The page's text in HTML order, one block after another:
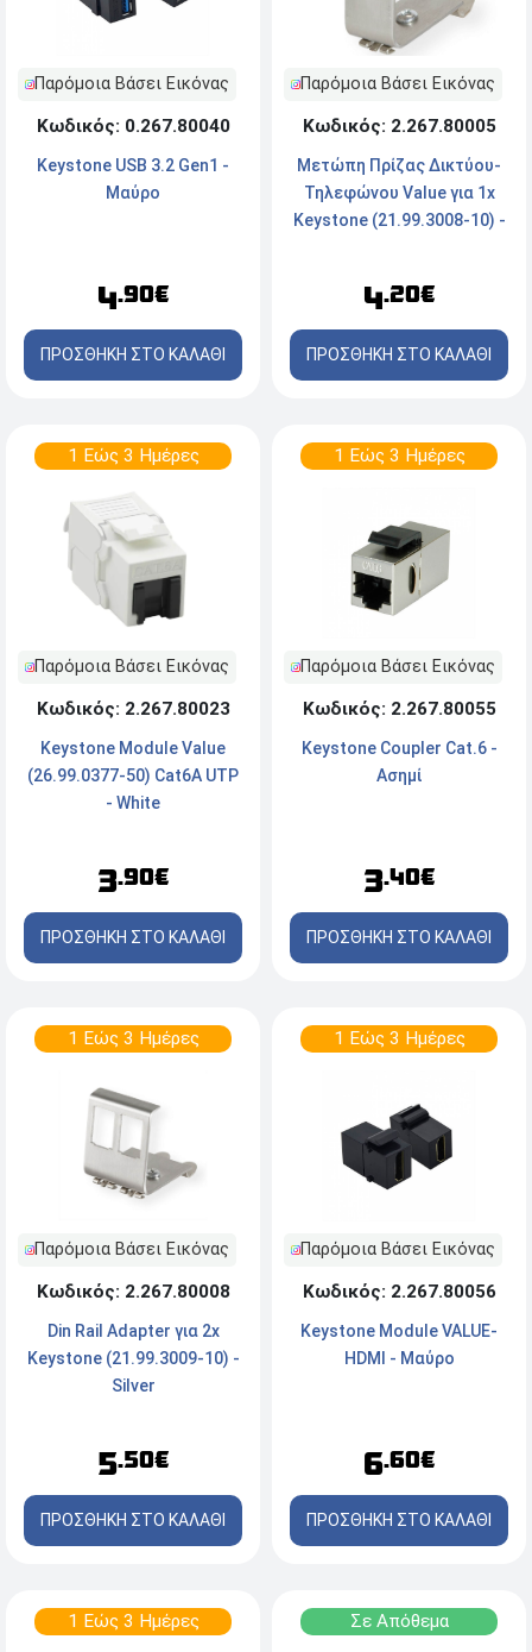
Παρόμοια Βάσει Εικόνας
Κωδικός: 0.267.80040
Keystone USB 3.2 Gen1 -
Mαύρο
4.90€
ΠΡΟΣΘΗΚΗ ΣΤΟ ΚΑΛΑΘΙ
Παρόμοια Βάσει Εικόνας
Κωδικός: 2.267.80005
Μετώπη Πρίζας Δικτύου-
Τηλεφώνου Value για 1x
Keystone (21.99.3008-10) -
4.20€
ΠΡΟΣΘΗΚΗ ΣΤΟ ΚΑΛΑΘΙ
1 Εώς 3 Ημέρες
Παρόμοια Βάσει Εικόνας
Κωδικός: 2.267.80023
Keystone Module Value
(26.99.0377-50) Cat6A UTP
- White
3.90€
ΠΡΟΣΘΗΚΗ ΣΤΟ ΚΑΛΑΘΙ
1 Εώς 3 Ημέρες
Παρόμοια Βάσει Εικόνας
Κωδικός: 2.267.80055
Keystone Coupler Cat.6 -
Aσημί
3.40€
ΠΡΟΣΘΗΚΗ ΣΤΟ ΚΑΛΑΘΙ
1 Εώς 3 Ημέρες
Παρόμοια Βάσει Εικόνας
Κωδικός: 2.267.80008
Din Rail Adapter για 2x
Keystone (21.99.3009-10) -
Silver
5.50€
ΠΡΟΣΘΗΚΗ ΣΤΟ ΚΑΛΑΘΙ
1 Εώς 3 Ημέρες
Παρόμοια Βάσει Εικόνας
Κωδικός: 2.267.80056
Keystone Module VALUE-
ΗDMI - Μαύρο
6.60€
ΠΡΟΣΘΗΚΗ ΣΤΟ ΚΑΛΑΘΙ
1 Εώς 3 Ημέρες Σε Απόθεμα